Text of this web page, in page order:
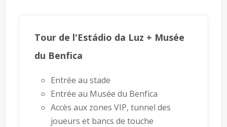
Tour de l'Estádio da Luz + Musée
du Benfica
Entrée au stade
Entrée au Musée du Benfica
Accès aux zones VIP, tunnel des
joueurs et bancs de touche